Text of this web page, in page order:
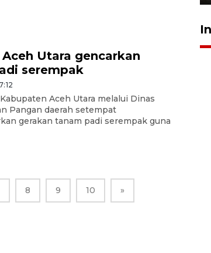
Utara gencarkan
serempak
Aceh Utara melalui Dinas
Pangan daerah setempat
gerakan tanam padi serempak guna
8 9 10 »